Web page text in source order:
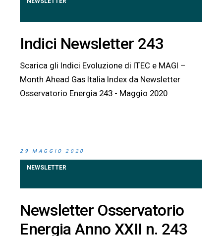
Indici Newsletter 243
Scarica gli Indici Evoluzione di ITEC e MAGI –
Month Ahead Gas Italia Index da Newsletter
Osservatorio Energia 243 - Maggio 2020
29 MAGGIO 2020
NEWSLETTER
Newsletter Osservatorio
Energia Anno XXII n. 243